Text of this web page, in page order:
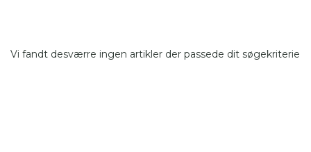
Vi fandt desværre ingen artikler der passede dit søgekriterie